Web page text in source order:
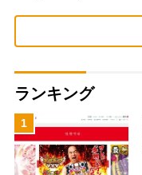
ランキング
1